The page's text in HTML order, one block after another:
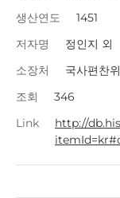
생산연도
1451
저자명
정인지 외
소장처
국사편찬
조회
346
Link
http://